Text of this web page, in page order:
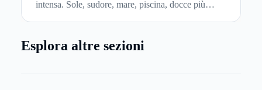
intensa. Sole, sudore, mare, piscina, docce più
frequenti e aria condizionata possono renderla
meno confortevole. Eppure, proprio nei mesi caldi,
Esplora altre sezioni